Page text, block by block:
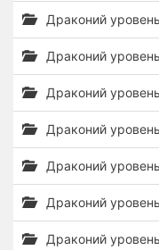
Драконий
Драконий
Драконий
Драконий
Драконий
Драконий
Драконий